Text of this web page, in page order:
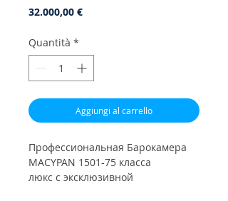
32.000,00 €Prezzo
Quantità *
Aggiungi al carrello
Профессиональная Барокамера
МАСYPAN 1501-75 класса
люкс с эксклюзивной